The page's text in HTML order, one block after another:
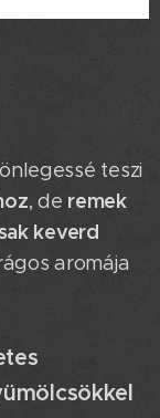
teszi
, de remek
keverd
aromája